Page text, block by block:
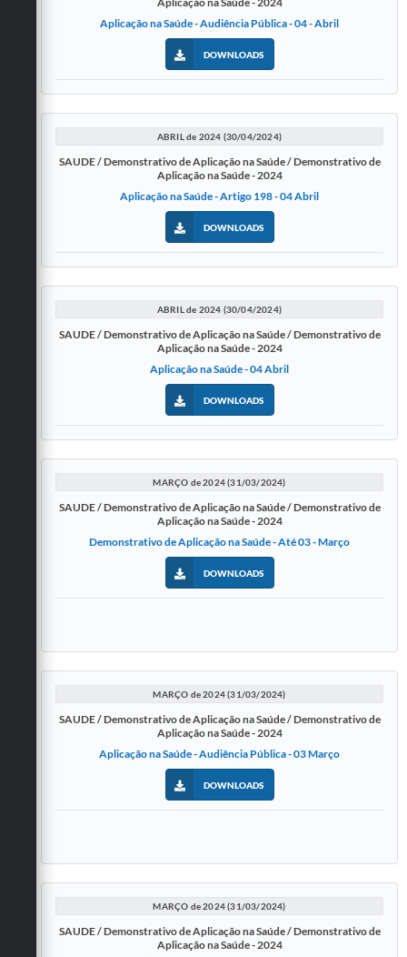
Aplicação na Saúde - Audiência Pública - 04 - Abril
DOWNLOADS
ABRIL de 2024 (30/04/2024)
SAUDE / Demonstrativo de Aplicação na Saúde / Demonstrativo de
Aplicação na Saúde - 2024
Aplicação na Saúde - Artigo 198 - 04 Abril
DOWNLOADS
ABRIL de 2024 (30/04/2024)
SAUDE / Demonstrativo de Aplicação na Saúde / Demonstrativo de
Aplicação na Saúde - 2024
Aplicação na Saúde - 04 Abril
DOWNLOADS
MARÇO de 2024 (31/03/2024)
SAUDE / Demonstrativo de Aplicação na Saúde / Demonstrativo de
Aplicação na Saúde - 2024
Demonstrativo de Aplicação na Saúde - Até 03 - Março
DOWNLOADS
MARÇO de 2024 (31/03/2024)
SAUDE / Demonstrativo de Aplicação na Saúde / Demonstrativo de
Aplicação na Saúde - 2024
Aplicação na Saúde - Audiência Pública - 03 Março
DOWNLOADS
MARÇO de 2024 (31/03/2024)
SAUDE / Demonstrativo de Aplicação na Saúde / Demonstrativo de
Aplicação na Saúde - 2024